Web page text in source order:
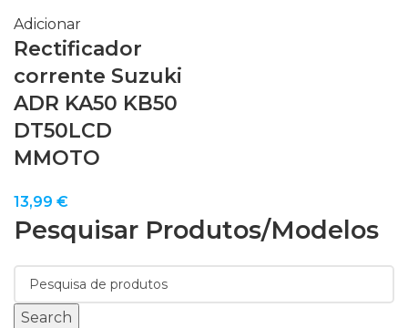
Pesquisar Produtos/modelos
Search
Adicionar
Rectificador
corrente Suzuki
ADR KA50 KB50
DT50LCD
MMOTO
13,99 €